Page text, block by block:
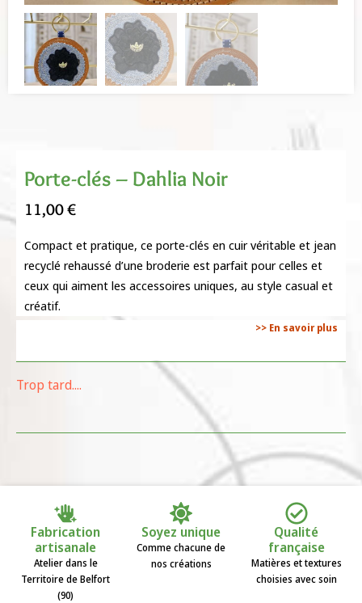
Porte-clés – Dahlia Noir
11,00€
Compact et pratique, ce porte-clés en cuir véritable et jean
recyclé rehaussé d’une broderie est parfait pour celles et
ceux qui aiment les accessoires uniques, au style casual et
créatif.
>> En savoir plus
Trop tard....
Fabrication
artisanale
Atelier dans le
Territoire de Belfort
(90)
Soyez unique
Comme chacune de
nos créations
Qualité
française
Matières et textures
choisies avec soin